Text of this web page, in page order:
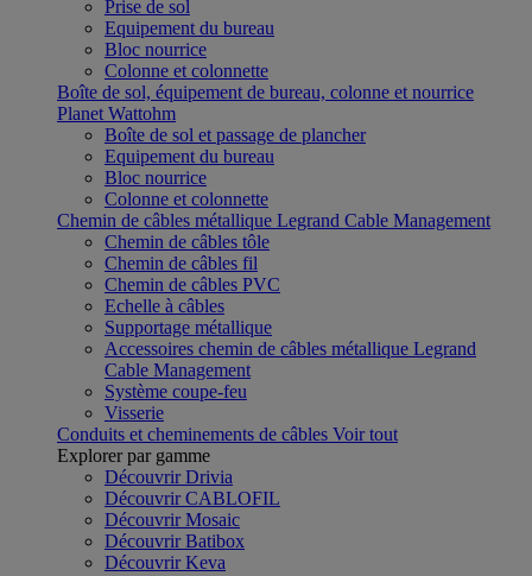
Prise de sol
Equipement du bureau
Bloc nourrice
Colonne et colonnette
Boîte de sol, équipement de bureau, colonne et nourrice
Planet Wattohm
Boîte de sol et passage de plancher
Equipement du bureau
Bloc nourrice
Colonne et colonnette
Chemin de câbles métallique Legrand Cable Management
Chemin de câbles tôle
Chemin de câbles fil
Chemin de câbles PVC
Echelle à câbles
Supportage métallique
Accessoires chemin de câbles métallique Legrand
Cable Management
Système coupe-feu
Visserie
Conduits et cheminements de câbles Voir tout
Explorer par gamme
Découvrir Drivia
Découvrir CABLOFIL
Découvrir Mosaic
Découvrir Batibox
Découvrir Keva